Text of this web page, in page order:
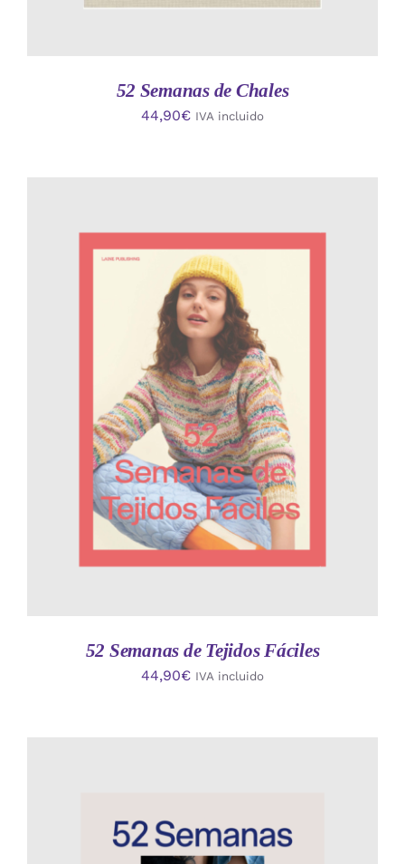
52 Semanas de Chales
44,90€ IVA incluido
AÑADIR AL CARRITO
/
DETALLES
52 Semanas de Tejidos Fáciles
44,90€ IVA incluido